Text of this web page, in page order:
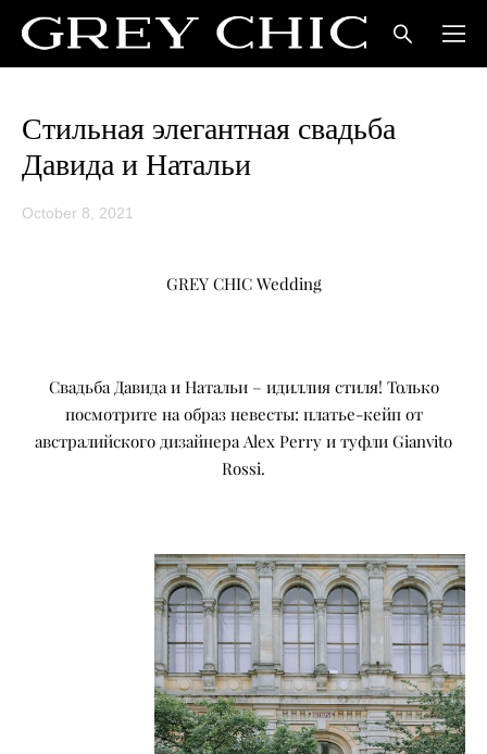
Стильная элегантная свадьба
Давида и Натальи
October 8, 2021
GREY CHIC Wedding
Свадьба Давида и Натальи – идиллия стиля! Только
посмотрите на образ невесты: платье-кейп от
австралийского дизайнера Alex Perry и туфли Gianvito
Rossi.